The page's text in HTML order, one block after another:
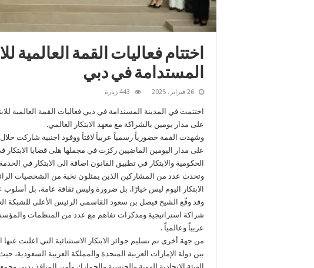
اختتام فعاليات القمة العالمية
المستدامة في دبي
26 فبراير، 2025 443 زيارة
اختتمت في المدينة المستدامة في دبي فعاليات القمة العالمية
على مدار يومين بالشراكة مع معهد الابتكار العالمي.
وشهدت القمة حضورياً رسمياً عربياً لافتاً ووفود اجنبية شاركت
على مدار اليومين الماضيين ركزت في مجملها هلى قضايا
الحكومية والابتكار في تطبيق القانون اضافة الى الابتكار في
وتحدث عدد من المشاركين الذين يمثلون نخبة من الشخصيات
الابتكار اليوم ليس خيارًا، بل ضرورة وليس ثقافة عامة، بل أسلوب
شراكة استراتيجية ومذكرات تفاهم مع عدد من المنظمات
عربياً وعالمياً .
من جهة أخرى تم تسليم جوائز الابتكار الاستثنائية التي اعلنت عنها
بين دولة الإمارات العربية المتحدة والمملكة العربية